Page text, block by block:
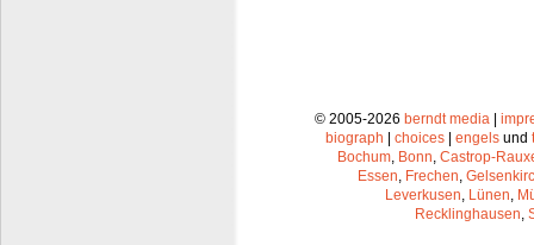
© 2005-2026 berndt media |
biograph | choices | engels und
Bochum Bonn Castrop-
Essen Frechen
Leverkusen Lünen
Recklinghausen